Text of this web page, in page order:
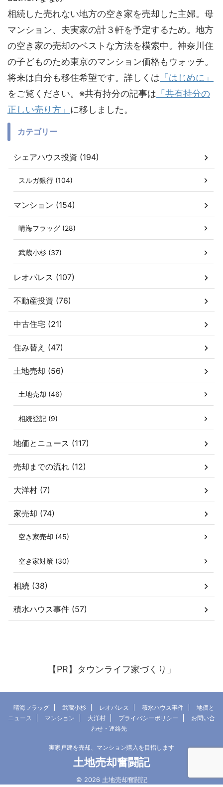
相続した売れない地方の空き家を売却した主婦。母
マンション、夫実家の計３軒を予定するため。地方
の空き家の売却のベストな方法を模索中。神奈川住
の子どものため東京のマンション価格もウォッチ。
将来は自分も移住希望です。詳しくは 「はじめに」
をご覧ください。※共有持分の記事は 「共有持分の
正しい売り方」 に移しました。
カテゴリー
シェアハウス投資 (194)
スルガ銀行 (104)
マンション (154)
晴海フラッグ (28)
武蔵小杉 (37)
レオパレス (107)
不動産投資 (76)
中古住宅 (21)
住み替え (47)
土地売却 (56)
土地売却 (46)
相続登記 (9)
地価とニュース (117)
売却までの流れ (12)
大洋村 (7)
家売却 (74)
空き家売却 (45)
空き家対策 (30)
相続 (38)
積水ハウス事件 (57)
【PR】タウンライフ家づくり」
晴海フラッグ 武蔵小杉 レオパレス 積水ハウス事件
地価と
ニュース
マンション 大洋村 プライバシーポリシー
お問い合
わせ・連絡先
実家戸建を売却、マンション購入を目指します
土地売却奮闘記
© 2026 土地売却奮闘記